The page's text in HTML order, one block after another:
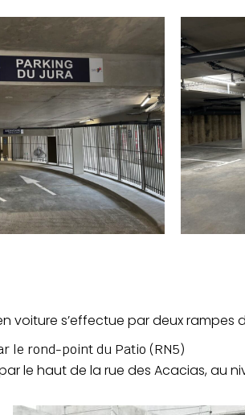
voiture s’effectue par deux rampes
le rond-point du Patio (RN5)
le haut de la rue des Acacias, au